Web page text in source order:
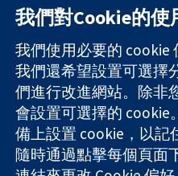
可信任實證
知情決定
更完善的健康照
護
Square
London
W1G
United
The Cochrane Collaboration is
我們對Cookie的使
我們使用必要的 cookie
我們還希望設置可選擇
們進行改進網站。除非
會設置可選擇的 cookie
備上設置 cookie，以記
隨時通過點擊每個頁面